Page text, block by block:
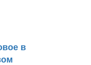
в